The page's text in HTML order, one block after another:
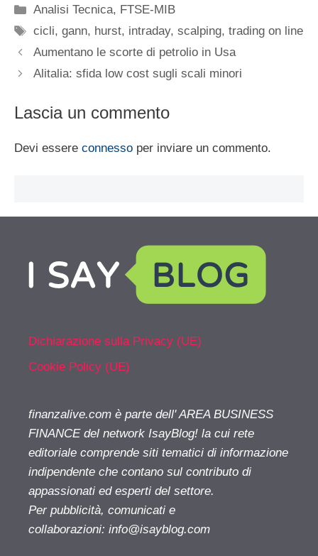
Categorie
Analisi Tecnica, FTSE-MIB
Tag
cicli,gann, hurst, intraday,scalping,trading on line
Aumentano le scorte di petrolio in Usa
Alitalia: sfida low cost sugli scali minori
Lascia un commento
Devi essere connesso per inviare un commento.
Dichiarazione sulla Privacy (UE)
Cookie Policy (UE)
finanzalive.com è parte dell' AREA BUSINESS
FINANCE del network IsayBlog! la cui rete
editoriale comprende siti tematici di informazione
indipendente che contano sul contributo di
appassionati ed esperti del settore.
Per pubblicità, comunicati e
collaborazioni: info@isayblog.com